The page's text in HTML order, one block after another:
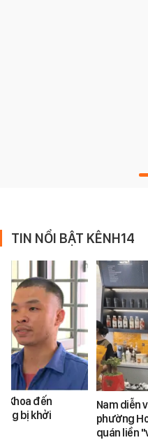
TIN NỔI BẬT KÊNH14
Khoa đến
bị khởi
Nam diễn
phường
quán liền